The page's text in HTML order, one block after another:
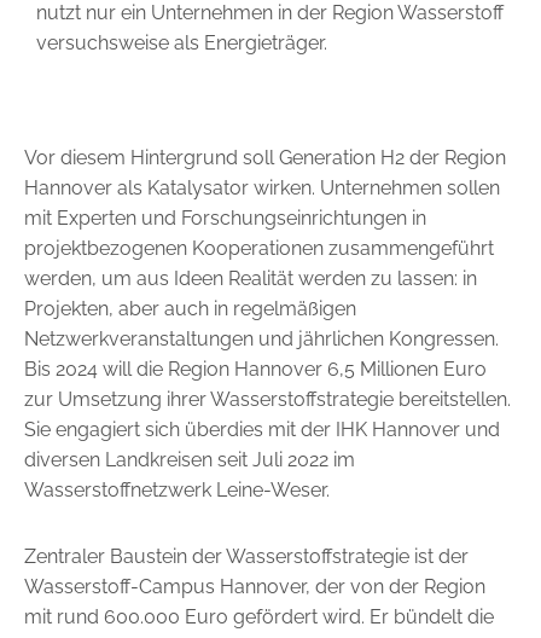
nutzt nur ein Unternehmen in der ­Region Wasserstoff
versuchsweise als Energieträger.
Vor diesem Hintergrund soll Generation H2 der Region
Hannover als Katalysator wirken. Unternehmen sollen
mit Experten und Forschungseinrichtungen in
projektbezogenen Kooperationen zusammengeführt
werden, um aus Ideen Realität werden zu lassen: in
Projekten, aber auch in regelmäßigen
Netzwerkveranstaltungen und jährlichen Kongressen.
Bis 2024 will die Region Hannover 6,5 Millionen Euro
zur Umsetzung ihrer Wasserstoffstrategie bereitstellen.
Sie engagiert sich überdies mit der IHK Hannover und
diversen Landkreisen seit Juli 2022 im
Wasserstoffnetzwerk Leine-Weser.
Zentraler Baustein der Wasserstoffstrategie ist der
Wasserstoff-Campus Hannover, der von der Region
mit rund 600.000 Euro gefördert wird. Er bündelt die